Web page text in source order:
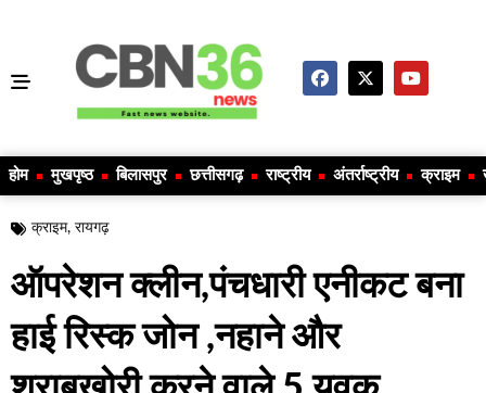
होम मुखपृष्ठ बिलासपुर छत्तीसगढ़ राष्ट्रीय अंतर्राष्ट्रीय क्राइम
क्राइम, रायगढ़
ऑपरेशन क्लीन,पंचधारी एनीकट बना
हाई रिस्क जोन ,नहाने और